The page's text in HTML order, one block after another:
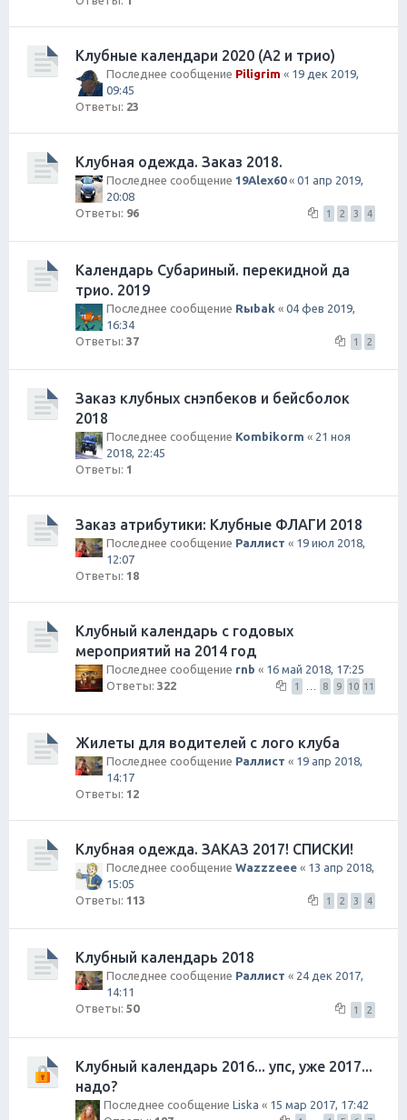
Клубные календари 2020 (А2 и трио)
Последнее сообщение Piligrim « 19 дек 2019,
09:45
Ответы: 23
Клубная одежда. Заказ 2018.
Последнее сообщение 19Alex60« 01 апр 2019,
20:08
Ответы: 96 1 2 3 4
Календарь Субариный. перекидной да
трио. 2019
Последнее сообщение Rыbak « 04 фев 2019,
16:34
Ответы: 37 1 2
Заказ клубных снэпбеков и бейсболок
2018
Последнее сообщение Kombikorm « 21 ноя
2018, 22:45
Ответы: 1
Заказ атрибутики: Клубные ФЛАГИ 2018
Последнее сообщение Раллист « 19 июл 2018,
12:07
Ответы: 18
Клубный календарь с годовых
мероприятий на 2014 год
Последнее сообщение rnb « 16 май 2018, 17:25
Ответы: 322 1 8 9 10 11
Жилеты для водителей с лого клуба
Последнее сообщение Раллист « 19 апр 2018,
14:17
Ответы: 12
Клубная одежда. ЗАКАЗ 2017! СПИСКИ!
Последнее сообщение Wazzzeee « 13 апр 2018,
15:05
Ответы: 113 1 2 3 4
Клубный календарь 2018
Последнее сообщение Раллист « 24 дек 2017,
14:11
Ответы: 50 1 2
Клубный календарь 2016... упс, уже 2017...
надо?
Последнее сообщение Liska « 15 мар 2017, 17:42